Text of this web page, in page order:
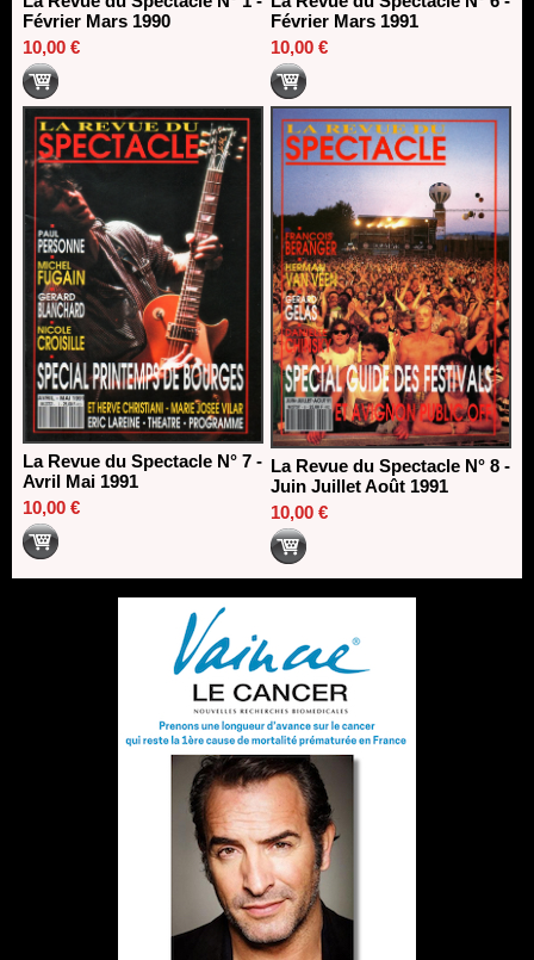
Février Mars 1990
10,00 €
Février Mars 1991
10,00 €
La Revue du Spectacle N° 7 -
Avril Mai 1991
10,00 €
La Revue du Spectacle N° 8 -
Juin Juillet Août 1991
10,00 €